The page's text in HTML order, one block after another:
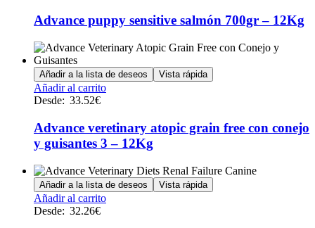
múltiples
variantes.
Las
opciones
se
pueden
elegir
página
de
Advance puppy sensitive salmón 700gr – 12Kg
Añadir a la lista de deseos Vista rápida
Añadir al carritoEste
múltiples
variantes.
Las
se
pueden
elegir
Desde: 33.52€
Advance veretinary atopic grain free con conejo
y guisantes 3 – 12Kg
Añadir a la lista de deseos Vista rápida
Añadir al carritoEste
Desde: 32.26€